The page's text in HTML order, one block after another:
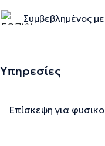
Συμβεβλημένος
Υπηρεσίες
Επίσκεψη για